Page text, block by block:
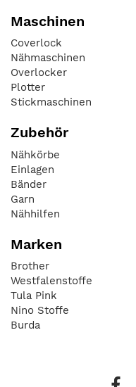
Maschinen
Coverlock
Nähmaschinen
Overlocker
Plotter
Stickmaschinen
Zubehör
Nähkörbe
Einlagen
Bänder
Garn
Nähhilfen
Marken
Brother
Westfalenstoffe
Tula Pink
Nino Stoffe
Burda